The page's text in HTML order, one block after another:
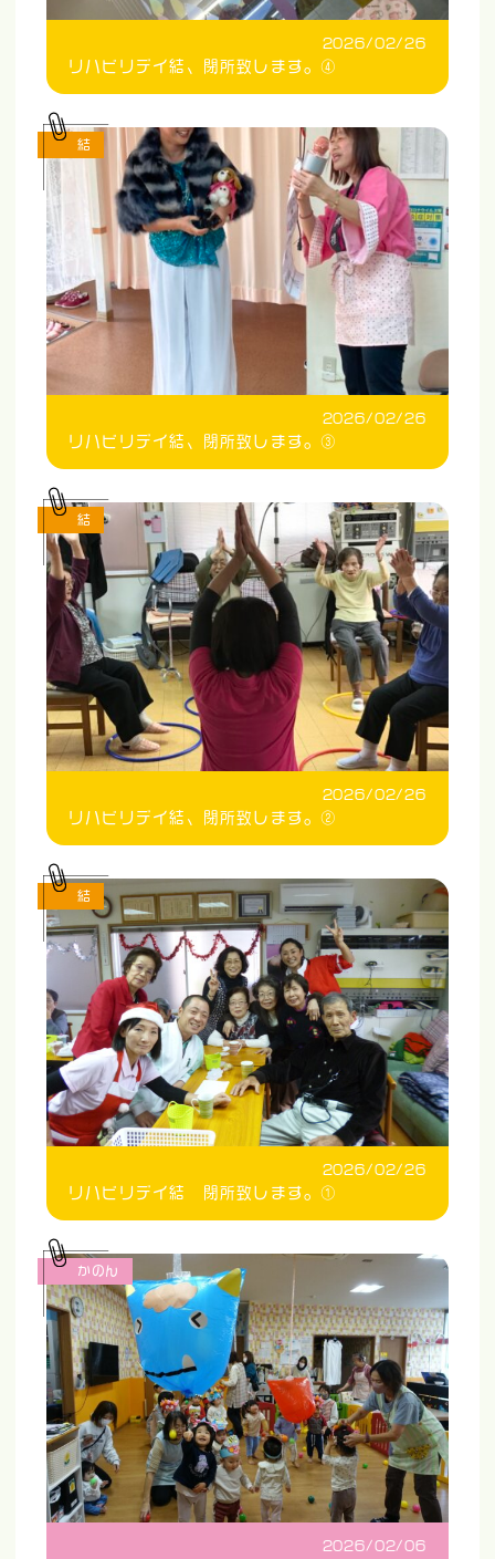
2026/02/26
リハビリデイ結、閉所致します。④
2026/02/26
リハビリデイ結、閉所致します。③
結
2026/02/26
リハビリデイ結、閉所致します。②
結
2026/02/26
リハビリデイ結 閉所致します。①
結
2026/02/06
かのん